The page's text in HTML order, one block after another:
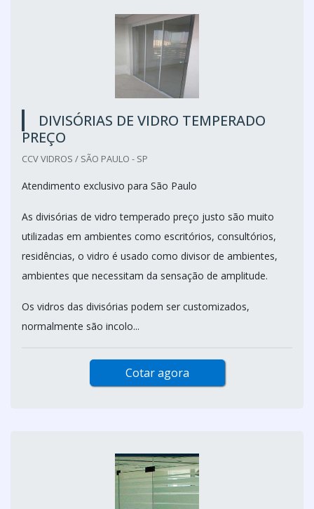
DIVISÓRIAS DE VIDRO TEMPERADO
PREÇO
CCV VIDROS / SÃO PAULO - SP
Atendimento exclusivo para São Paulo
As divisórias de vidro temperado preço justo são muito
utilizadas em ambientes como escritórios, consultórios,
residências, o vidro é usado como divisor de ambientes,
ambientes que necessitam da sensação de amplitude.
Os vidros das divisórias podem ser customizados,
normalmente são incolo...
Cotar agora